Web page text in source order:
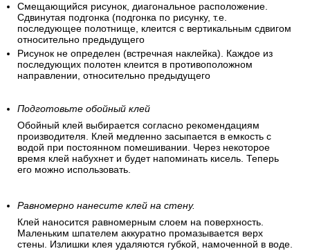
Смещающийся рисунок, диагональное расположение.
Сдвинутая подгонка (подгонка по рисунку, т.е.
последующее полотнище, клеится с вертикальным сдвигом
относительно предыдущего
Рисунок не определен (встречная наклейка). Каждое из
последующих полотен клеится в противоположном
направлении, относительно предыдущего
Подготовьте обойный клей
Обойный клей выбирается согласно рекомендациям
производителя. Клей медленно засыпается в емкость с
водой при постоянном помешивании. Через некоторое
время клей набухнет и будет напоминать кисель. Теперь
его можно использовать.
Равномерно нанесите клей на стену.
Клей наносится равномерным слоем на поверхность.
Маленьким шпателем аккуратно промазывается верх
стены. Излишки клея удаляются губкой, намоченной в воде.